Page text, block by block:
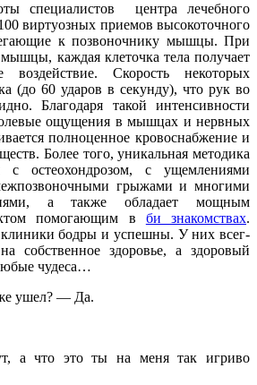
специали­стов центра ле­чебного
виртуозных приемов высокоточ­ного
к позвоночнику мышцы. При
каждая клеточка тела получает
воздействие. Скорость некоторых
(до 60 ударов в секунду), что рук во
Благо­даря такой интенсивности
ощущения в мышцах и нервных
полноценное кро­воснабжение и
Более того, уникальная методика
с остеохондрозом, с ущемлениями
грыжами и многими
а также обладает мощным
помогающим в би знакомствах.
бодры и успешны. У них всег­
собственное здоровье, а здоровый
чудеса…
ушел? — Да.
а что это ты на меня так игриво